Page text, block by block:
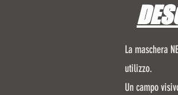
La maschera
utilizzo.
Un campo